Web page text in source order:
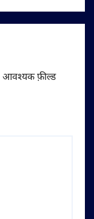
आवश्यक फ़ील्ड